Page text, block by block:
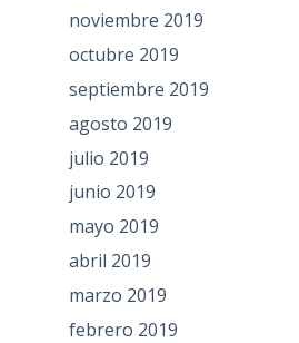
noviembre 2019
octubre 2019
septiembre 2019
agosto 2019
julio 2019
junio 2019
mayo 2019
abril 2019
marzo 2019
febrero 2019